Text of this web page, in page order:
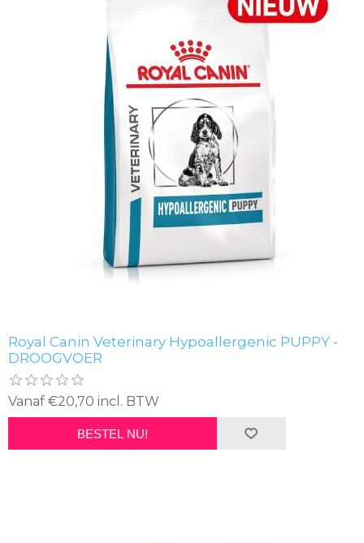
Royal Canin Veterinary Hypoallergenic PUPPY -
DROOGVOER
Vanaf €20,70 incl. BTW
BESTEL NU!